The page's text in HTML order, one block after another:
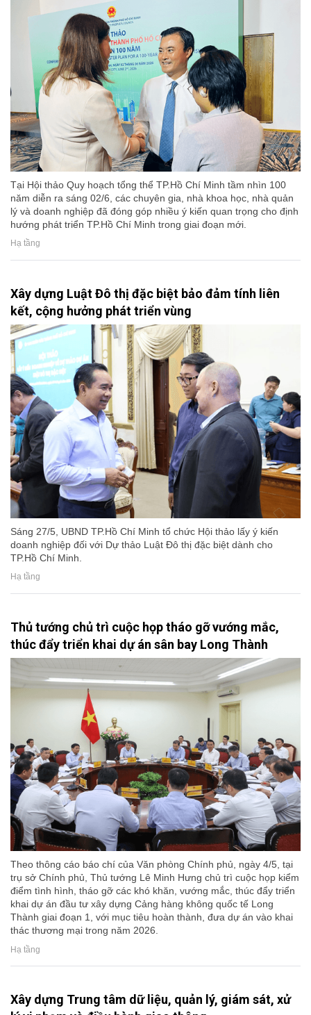
Tại Hội thảo Quy hoạch tổng thể TP.Hồ Chí Minh tầm nhìn 100
năm diễn ra sáng 02/6, các chuyên gia, nhà khoa học, nhà quản
lý và doanh nghiệp đã đóng góp nhiều ý kiến quan trọng cho định
hướng phát triển TP.Hồ Chí Minh trong giai đoạn mới.
Hạ tầng
Xây dựng Luật Đô thị đặc biệt bảo đảm tính liên
kết, cộng hưởng phát triển vùng
Sáng 27/5, UBND TP.Hồ Chí Minh tổ chức Hội thảo lấy ý kiến
doanh nghiệp đối với Dự thảo Luật Đô thị đặc biệt dành cho
TP.Hồ Chí Minh.
Hạ tầng
Thủ tướng chủ trì cuộc họp tháo gỡ vướng mắc,
thúc đẩy triển khai dự án sân bay Long Thành
Theo thông cáo báo chí của Văn phòng Chính phủ, ngày 4/5, tại
trụ sở Chính phủ, Thủ tướng Lê Minh Hưng chủ trì cuộc họp kiểm
điểm tình hình, tháo gỡ các khó khăn, vướng mắc, thúc đẩy triển
khai dự án đầu tư xây dựng Cảng hàng không quốc tế Long
Thành giai đoạn 1, với mục tiêu hoàn thành, đưa dự án vào khai
thác thương mại trong năm 2026.
Hạ tầng
Xây dựng Trung tâm dữ liệu, quản lý, giám sát, xử